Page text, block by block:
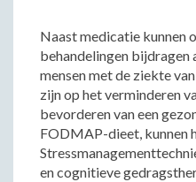
Naast medicatie kunnen
behandelingen
mensen met de ziekte
zijn op het verminderen
bevorderen van een
FODMAP-dieet, kunnen
en cognitieve